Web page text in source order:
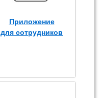
Приложение
для сотрудников